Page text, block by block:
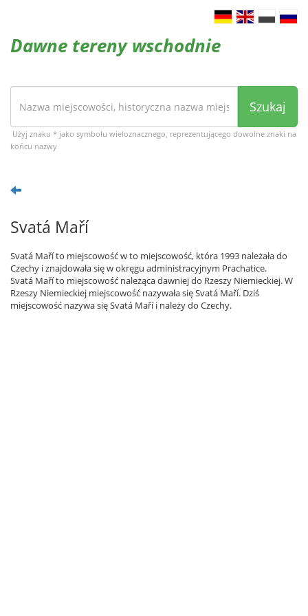
Dawne tereny wschodnie
Szukaj
Użyj znaku * jako symbolu wieloznacznego, reprezentującego dowolne znaki na
końcu nazwy
Svatá Maří
Svatá Maří to miejscowość w to miejscowość, która 1993 należała do
Czechy i znajdowała się w okręgu administracyjnym Prachatice.
Svatá Maří to miejscowość należąca dawniej do Rzeszy Niemieckiej. W
Rzeszy Niemieckiej miejscowość nazywała się Svatá Maří. Dziś
miejscowość nazywa się Svatá Maří i należy do Czechy.